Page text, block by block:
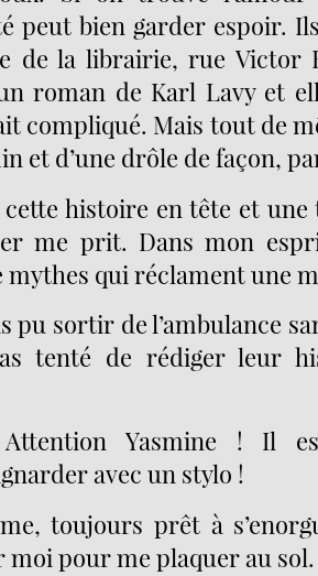
peut bien garder espoir.
de la librairie, rue Victor
roman de Karl Lavy et
compliqué. Mais tout de
et d’une drôle de façon,
cette histoire en tête et
me prit. Dans mon
mythes qui réclament une
pu sortir de l’ambulance
tenté de rédiger leur
Yasmine ! Il
avec un stylo !
toujours prêt à
moi pour me plaquer au sol.